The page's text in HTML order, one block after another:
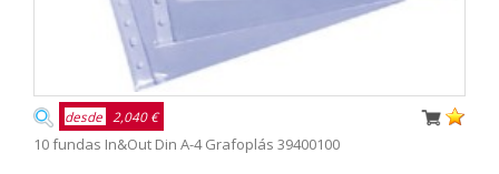
desde 2,040 €
10 fundas In&Out Din A-4 Grafoplás 39400100